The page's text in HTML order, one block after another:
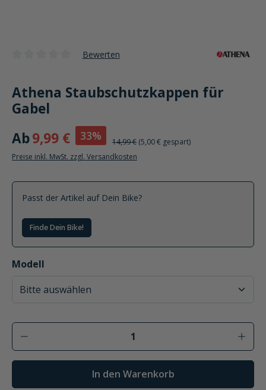
Bewerten
Athena Staubschutzkappen für
Gabel
Ab9,99 € 33% 14,99 € (5,00 € gespart)
Preise inkl. MwSt. zzgl. Versandkosten
Passt der Artikel auf Dein Bike?
Finde Dein Bike!
Modell
auswählen
Produkt Anzahl: Gib den gewünschten
In den Warenkorb